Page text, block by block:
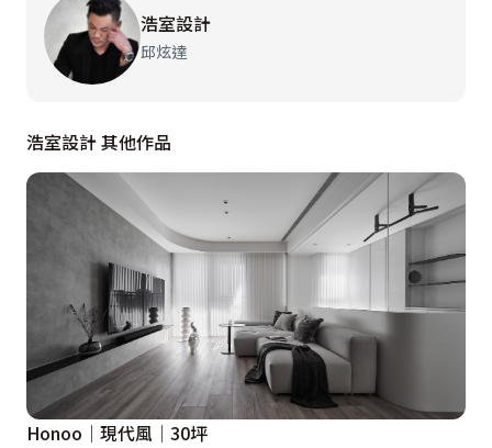
浩室設計
邱炫達
浩室設計 其他作品
Honoo│現代風│30坪